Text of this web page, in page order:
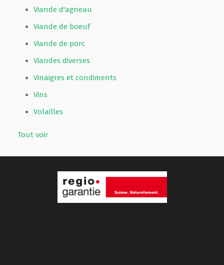
Viande d'agneau
Viande de boeuf
Viande de porc
Viandes diverses
Vinaigres et condiments
Vins
Volailles
Tout voir